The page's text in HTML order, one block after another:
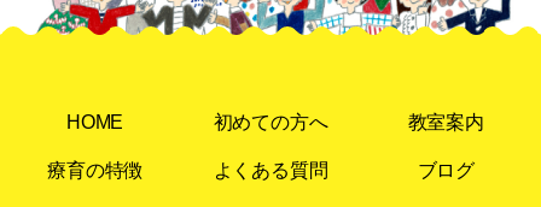
HOME 初めての方へ 教室案内
療育の特徴 よくある質問 ブログ